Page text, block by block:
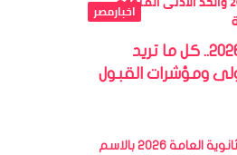
اخبارمصر
تنسيق الثانوية العامة 2026.. كل ما تريد
ومؤشرات القبول
نتيجة الثانوية العامة 2026 بالاسم